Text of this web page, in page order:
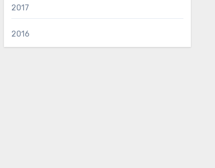
2017
2016